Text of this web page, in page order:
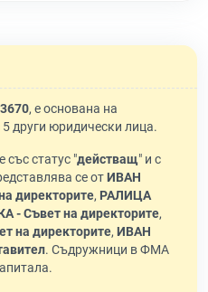
, е основана на
5 други юридически лица.
статус "действащ" и с
се отИВАН
директорите, РАЛИЦА
Съвет на директорите,
на директорите, ИВАН
. Съдружници в ФМА